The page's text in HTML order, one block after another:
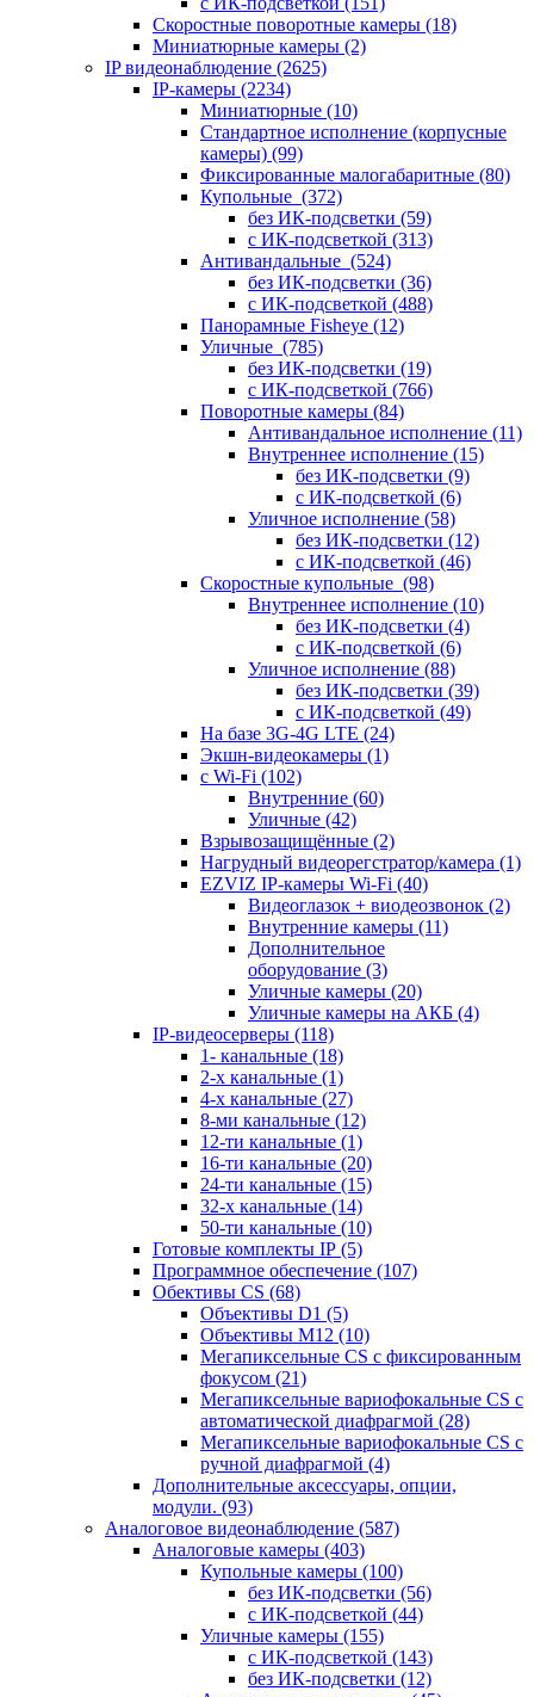
Скоростные поворотные камеры (18)
Миниатюрные камеры (2)
IP видеонаблюдение (2625)
IP-камеры (2234)
Миниатюрные (10)
Стандартное исполнение (корпусные
камеры) (99)
Фиксированные малогабаритные (80)
Купольные (372)
без ИК-подсветки (59)
с ИК-подсветкой (313)
Антивандальные (524)
без ИК-подсветки (36)
с ИК-подсветкой (488)
Панорамные Fisheye (12)
Уличные (785)
без ИК-подсветки (19)
с ИК-подсветкой (766)
Поворотные камеры (84)
Антивандальное исполнение (11)
Внутреннее исполнение (15)
без ИК-подсветки (9)
с ИК-подсветкой (6)
Уличное исполнение (58)
без ИК-подсветки (12)
с ИК-подсветкой (46)
Скоростные купольные (98)
Внутреннее исполнение (10)
без ИК-подсветки (4)
с ИК-подсветкой (6)
Уличное исполнение (88)
без ИК-подсветки (39)
с ИК-подсветкой (49)
На базе 3G-4G LTE (24)
Экшн-видеокамеры (1)
с Wi-Fi (102)
Внутренние (60)
Уличные (42)
Взрывозащищённые (2)
Нагрудный видеорегстратор/камера (1)
EZVIZ IP-камеры Wi-Fi (40)
Видеоглазок + виодеозвонок (2)
Внутренние камеры (11)
Дополнительное
оборудование (3)
Уличные камеры (20)
Уличные камеры на АКБ (4)
IP-видеосерверы (118)
1- канальные (18)
2-х канальные (1)
4-х канальные (27)
8-ми канальные (12)
12-ти канальные (1)
16-ти канальные (20)
24-ти канальные (15)
32-х канальные (14)
50-ти канальные (10)
Готовые комплекты IP (5)
Программное обеспечение (107)
Обективы CS (68)
Объективы D1 (5)
Объективы M12 (10)
Мегапиксельные CS c фиксированным
фокусом (21)
Мегапиксельные вариофокальные CS c
автоматической диафрагмой (28)
Мегапиксельные вариофокальные CS c
ручной диафрагмой (4)
Дополнительные аксессуары, опции,
модули. (93)
Аналоговое видеонаблюдение (587)
Аналоговые камеры (403)
Купольные камеры (100)
без ИК-подсветки (56)
с ИК-подсветкой (44)
Уличные камеры (155)
с ИК-подсветкой (143)
без ИК-подсветки (12)